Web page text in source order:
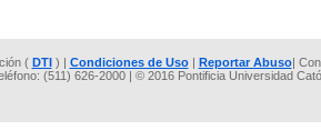
( DTI) | Condiciones de Uso| Reportar Abuso|
(511) 626-2000 | © 2016 Pontificia Universidad